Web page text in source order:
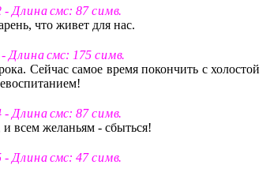
- Д л и н асмс: 87с и м в.
что живет для нас.
Д л и н асмс: 175 с и м в.
Сейчас самое время покончить с холостой
- Д л и н асмс: 87с и м в.
всем желаньям - сбыться!
- Д л и н асмс: 47с и м в.